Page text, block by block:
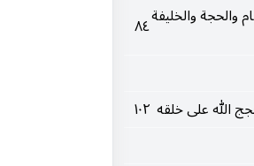
والحجة والخليفة٨٤
الله على خلقه ١٠٢